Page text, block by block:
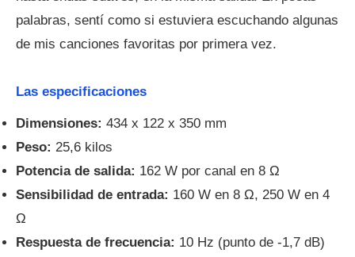
palabras, sentí como si estuviera escuchando algunas
de mis canciones favoritas por primera vez.
Las especificaciones
Dimensiones: 434 x 122 x 350 mm
Peso: 25,6 kilos
Potencia de salida: 162 W por canal en 8 Ω
Sensibilidad de entrada: 160 W en 8 Ω, 250 W en 4
Ω
Respuesta de frecuencia: 10 Hz (punto de -1,7 dB)